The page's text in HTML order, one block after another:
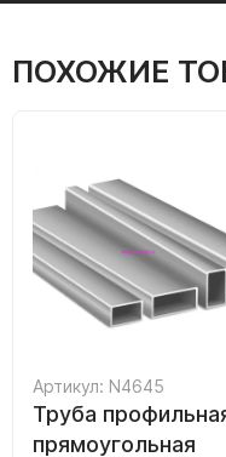
ПОХОЖИЕ
Артикул: N4645
Труба
прямоугольная